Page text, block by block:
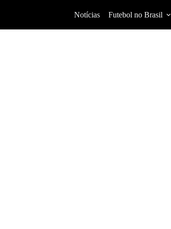
Notícias Futebol no Brasil